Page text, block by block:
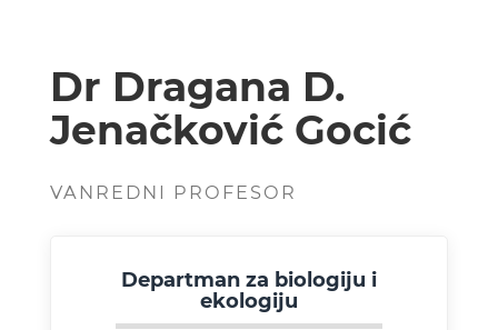
Dr Dragana D.
Jenačković Gocić
VANREDNI PROFESOR
Departman za biologiju i
ekologiju